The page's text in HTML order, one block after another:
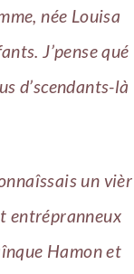
née Louisa
J’pense qué
d’scendants-là
un vièr
entrépranneux
Hamon et